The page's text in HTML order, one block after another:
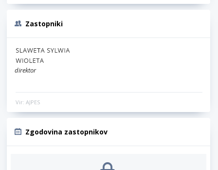
Zastopniki
direktor
Vir: AJPES
Zgodovina zastopnikov